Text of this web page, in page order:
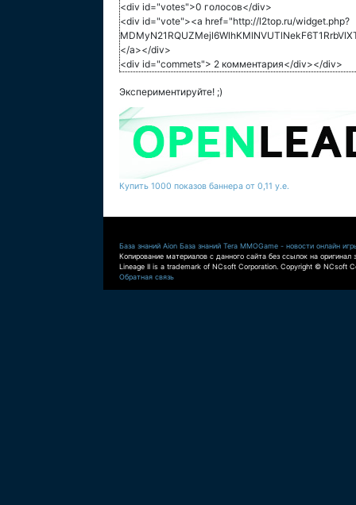
<div id="votes">0 голосов</div>
<div id="vote"><a href="http://l2top.ru/widget.php?
</a></div>
<div id="commets"> 2 комментария</div></div>
Экспериментируйте! ;)
Купить 1000 показов баннера от 0,11 у.е.
База знаний Aion База знаний Tera MMOGame - новости онлайн
Копирование материалов с данного сайта без ссылок на оригинал
Lineage II is a trademark of NCsoft Corporation. Copyright © NCsoft
Обратная связь